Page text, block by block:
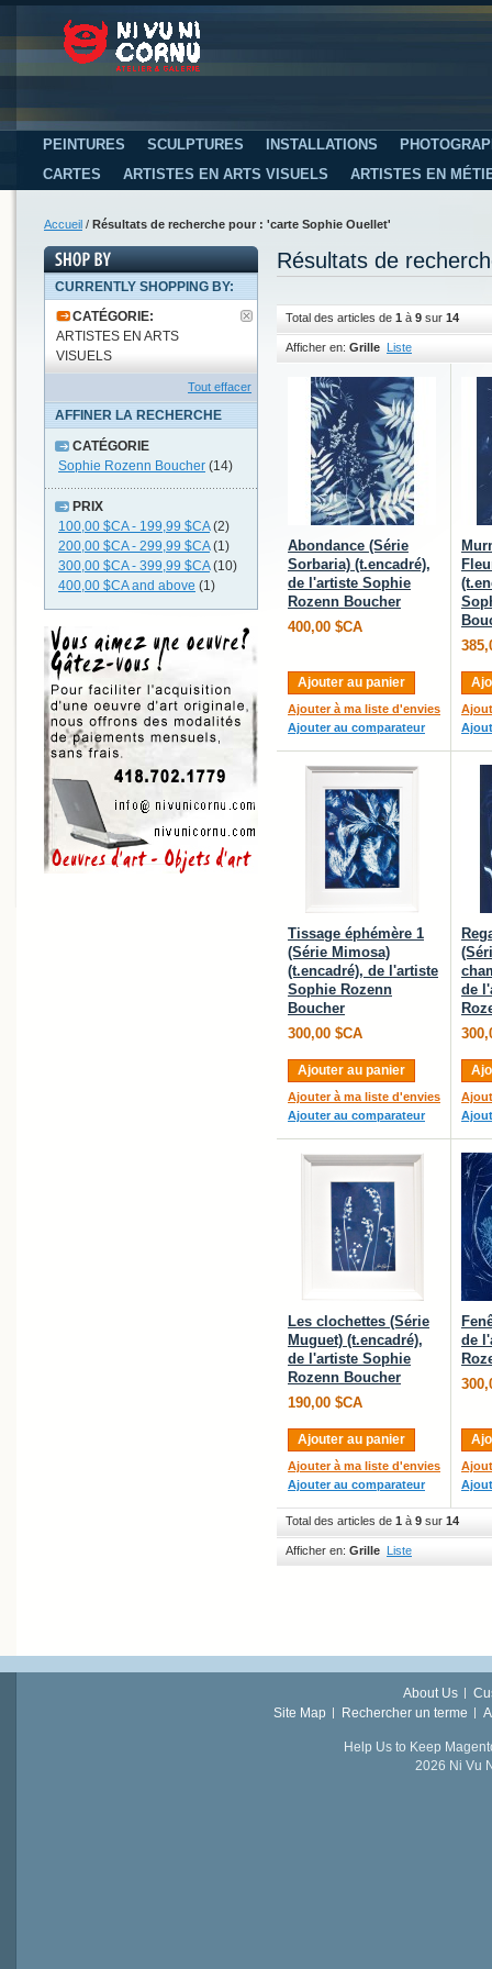
PEINTURES SCULPTURES INSTALLATIONS
CARTES
ARTISTES EN ARTS VISUELS ARTISTES EN
Accueil / Résultats de recherche pour : 'carte Sophie Ouellet'
Résultats de
Total des articles de 1 à 9 sur 14
Afficher en: Grille Liste
Abondance (Série
Sorbaria) (t.encadré),
de l'artiste Sophie
Rozenn Boucher
400,00 $CA
Ajouter au panier
Ajouter à ma liste d'envies
Ajouter au comparateur
Tissage éphémère 1
(Série Mimosa)
(t.encadré), de l'artiste
Sophie Rozenn
Boucher
300,00 $CA
Ajouter au panier
Ajouter à ma liste d'envies
Ajouter au comparateur
de
Les clochettes (Série
Muguet) (t.encadré),
de l'artiste Sophie
Rozenn Boucher
190,00 $CA
Ajouter au panier
Ajouter à ma liste d'envies
Ajouter au comparateur
de
Total des articles de 1 à 9 sur 14
Afficher en: Grille Liste
CURRENTLY SHOPPING BY:
CATÉGORIE:
ARTISTES EN ARTS
VISUELS
Tout effacer
AFFINER LA RECHERCHE
CATÉGORIE
Sophie Rozenn Boucher (14)
PRIX
100,00 $CA- 199,99 $CA(2)
200,00 $CA- 299,99 $CA(1)
300,00 $CA- 399,99 $CA(10)
400,00 $CAand above (1)
About Us
Site Map
Rechercher un terme
Help Us to Keep
2026 Ni Vu